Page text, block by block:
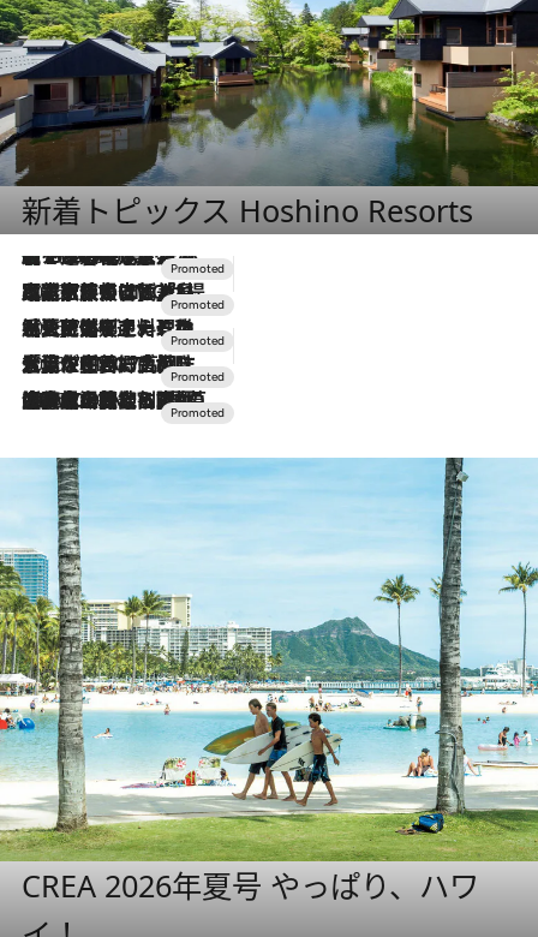
新着トピックス Hoshino Resorts
2026.8.7
【トンボの足水浴】ヒノキの香りに包まれて涼感マックス！約13℃の湧水かけ流しを避暑地「星野温泉 トンボの湯」で体験
2026.7.31
【ホテル帰省】という選択肢をOMOが提案。家族とほどよい距離を保つには「昼は実家、夜は気兼ねなくホテルで！」
2026.7.24
【夏限定ディナーコース】旬を迎える稚鮎や花ズッキーニなどをイタリア・トスカーナの郷土料理の手法で満喫！
2026.7.17
「土佐和ハーブかき氷」がOMO7高知に登場！生姜、山椒、大葉など目にも舌にも涼を呼ぶ郷土の味
2026.7.10
NEW OPEN！【界 草津】名湯の地に誕生。趣の異なる2種の温泉と上州ならではの会席・蕎麦割烹など美食を味わう究極の癒やし旅
CREA 2026年夏号 やっぱり、ハワ